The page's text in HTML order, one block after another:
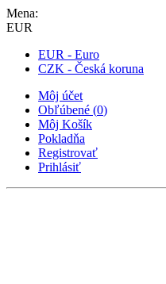
Mena:
EUR
EUR - Euro
CZK - Česká koruna
Môj účet
Obľúbené (0)
Môj Košík
Pokladňa
Registrovať
Prihlásiť